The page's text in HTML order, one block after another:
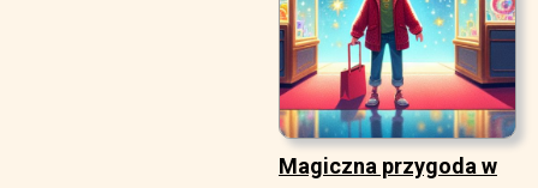
Magiczna przygoda w